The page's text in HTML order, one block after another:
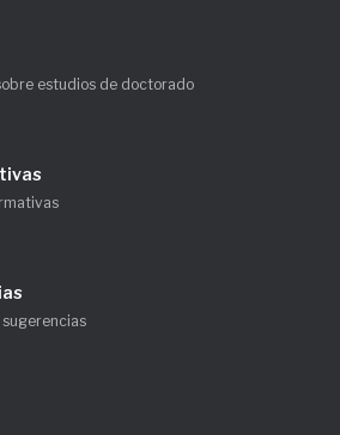
estudios de doctorado
sugerencias